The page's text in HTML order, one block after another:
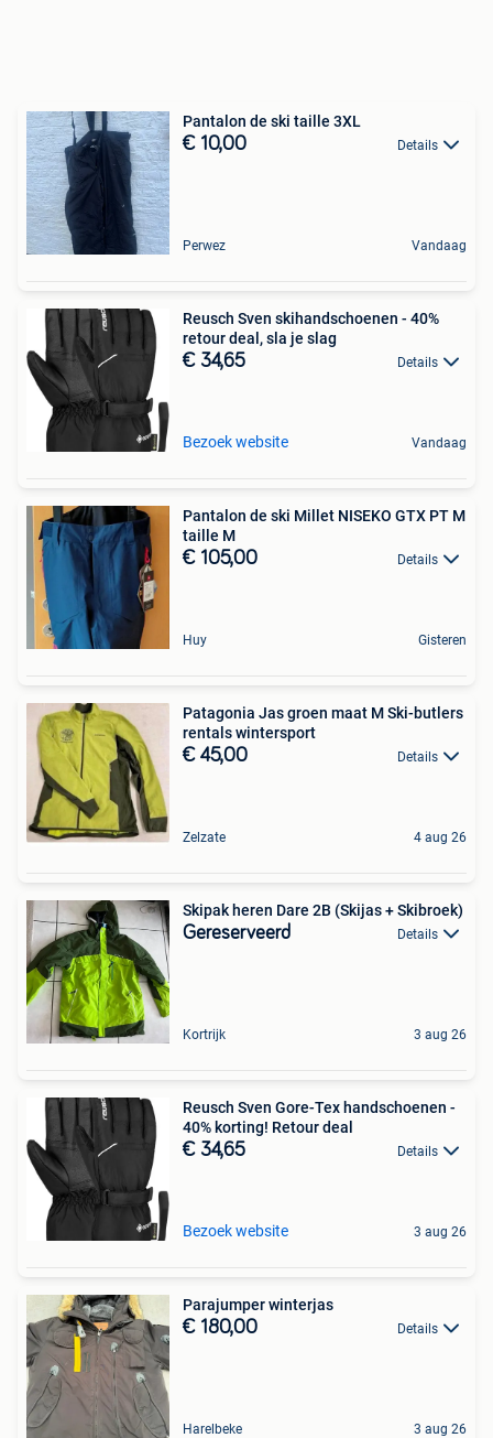
Pantalon de ski taille 3XL
€ 10,00 Details
Perwez Vandaag
Reusch Sven skihandschoenen - 40%
retour deal, sla je slag
€ 34,65 Details
Bezoek website Vandaag
Pantalon de ski Millet NISEKO GTX PT M
taille M
€ 105,00 Details
Huy Gisteren
Patagonia Jas groen maat M Ski-butlers
rentals wintersport
€ 45,00 Details
Zelzate 4 aug 26
Skipak heren Dare 2B (Skijas + Skibroek)
Gereserveerd Details
Kortrijk 3 aug 26
Reusch Sven Gore-Tex handschoenen -
40% korting! Retour deal
€ 34,65 Details
Bezoek website 3 aug 26
Parajumper winterjas
€ 180,00 Details
Harelbeke 3 aug 26